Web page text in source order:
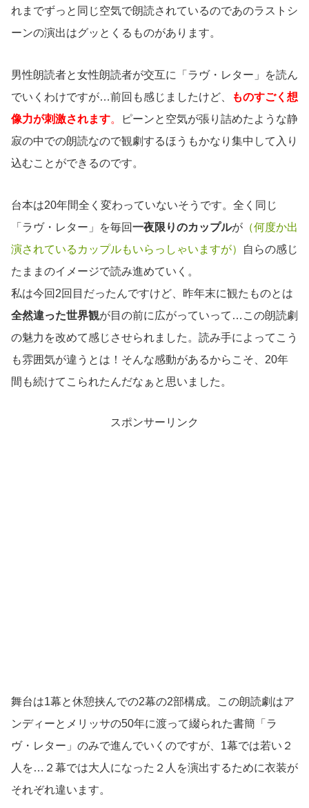
れまでずっと同じ空気で朗読されているのであのラストシ
ーンの演出はグッとくるものがあります。
男性朗読者と女性朗読者が交互に「ラヴ・レター」を読ん
でいくわけですが…前回も感じましたけど、
ものすごく想
像力が刺激されます。
ピーンと空気が張り詰めたような静
寂の中での朗読なので観劇するほうもかなり集中して入り
込むことができるのです。
台本は20年間全く変わっていないそうです。全く同じ
「ラヴ・レター」を毎回一夜限りのカップルが （何度か出
演されているカップルもいらっしゃいますが）
自らの感じ
たままのイメージで読み進めていく。
私は今回2回目だったんですけど、昨年末に観たものとは
全然違った世界観が目の前に広がっていって…この朗読劇
の魅力を改めて感じさせられました。読み手によってこう
も雰囲気が違うとは！そんな感動があるからこそ、20年
間も続けてこられたんだなぁと思いました。
スポンサーリンク
舞台は1幕と休憩挟んでの2幕の2部構成。この朗読劇はア
ンディーとメリッサの50年に渡って綴られた書簡「ラ
ヴ・レター」のみで進んでいくのですが、1幕では若い２
人を…２幕では大人になった２人を演出するために衣装が
それぞれ違います。